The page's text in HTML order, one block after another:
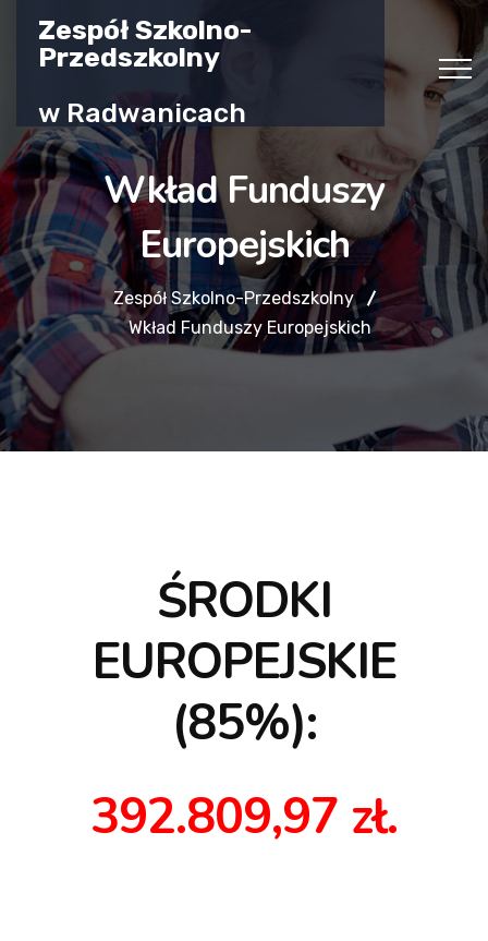
Zespół Szkolno-
Przedszkolny
w Radwanicach
Wkład Funduszy
Europejskich
Zespół Szkolno-Przedszkolny
Wkład Funduszy Europejskich
ŚRODKI
EUROPEJSKIE
(85%):
392.809,97 zł.